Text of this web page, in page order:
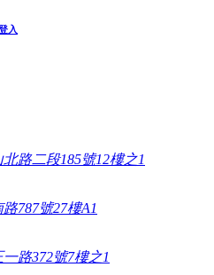
入
路二段185號12樓之1
787號27樓A1
路372號7樓之1